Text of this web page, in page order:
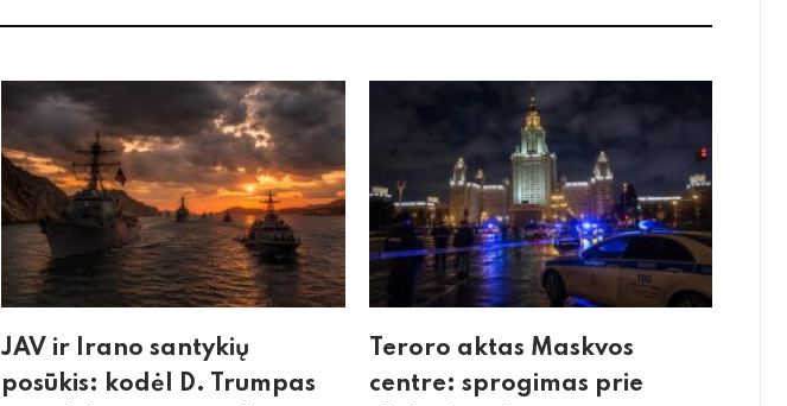
JAV ir Irano santykių
posūkis: kodėl D. Trumpas
Teroro aktas Maskvos
centre: sprogimas prie